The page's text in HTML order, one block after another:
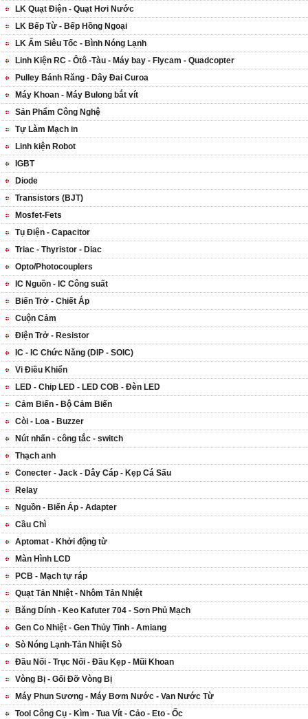
LK Quạt Điện - Quạt Hơi Nước
LK Bếp Từ - Bếp Hồng Ngoại
LK Ấm Siêu Tốc - Bình Nóng Lạnh
Linh Kiện RC - Ôtô -Tàu - Máy bay - Flycam - Quadcopter
Pulley Bánh Răng - Dây Đai Curoa
Máy Khoan - Máy Bulong bắt vít
Sản Phẩm Công Nghệ
Tự Làm Mạch in
Linh kiện Robot
IGBT
Diode
Transistors (BJT)
Mosfet-Fets
Tụ Điện - Capacitor
Triac - Thyristor - Diac
Opto/Photocouplers
IC Nguồn - IC Công suất
Biến Trở - Chiết Áp
Cuộn Cảm
Điện Trở - Resistor
IC - IC Chức Năng (DIP - SOIC)
Vi Điều Khiển
LED - Chip LED - LED COB - Đèn LED
Cảm Biến - Bộ Cảm Biến
Còi - Loa - Buzzer
Nút nhấn - công tắc - switch
Thạch anh
Conecter - Jack - Dây Cáp - Kẹp Cá Sấu
Relay
Nguồn - Biến Áp - Adapter
Cầu Chì
Aptomat - Khởi động từ
Màn Hình LCD
PCB - Mạch tự ráp
Quạt Tản Nhiệt - Nhôm Tản Nhiệt
Băng Dính - Keo Kafuter 704 - Sơn Phủ Mạch
Gen Co Nhiệt - Gen Thủy Tinh - Amiang
Sò Nóng Lạnh-Tản Nhiệt Sò
Đầu Nối - Trục Nối - Đầu Kẹp - Mũi Khoan
Vòng Bị - Gối Đỡ Vòng Bị
Máy Phun Sương - Máy Bơm Nước - Van Nước Từ
Tool Công Cụ - Kìm - Tua Vít - Cảo - Eto - Ốc